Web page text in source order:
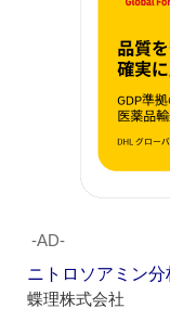
‐AD‐
ニトロソアミン
蝶理株式会社